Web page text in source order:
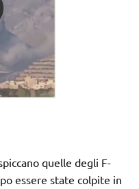
quelle degli F-
essere state colpite in